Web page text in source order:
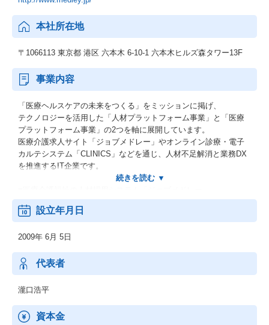
本社所在地
〒1066113 東京都 港区 六本木 6-10-1 六本木ヒルズ森タワー13F
事業内容
「医療ヘルスケアの未来をつくる」をミッションに掲げ、
テクノロジーを活用した「人材プラットフォーム事業」と「医療
プラットフォーム事業」の2つを軸に展開しています。
医療介護求人サイト「ジョブメドレー」やオンライン診療・電子
カルテシステム「CLINICS」などを通じ、人材不足解消と業務DX
を推進するIT企業です。
■クラウド診療支援システム「CLINICS」
■オンライン医療事典「MEDLEY」
■患者とつながる調剤薬局窓口支援システム「Pharms」
設立年月日
2009年 6月 5日
代表者
瀧口浩平
資本金